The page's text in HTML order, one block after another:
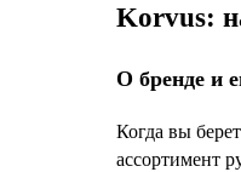
Korvus:
О бренде и
Когда вы
ассортимент